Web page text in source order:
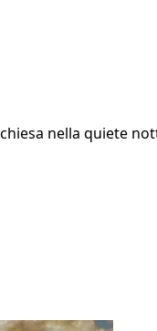
nella quiete